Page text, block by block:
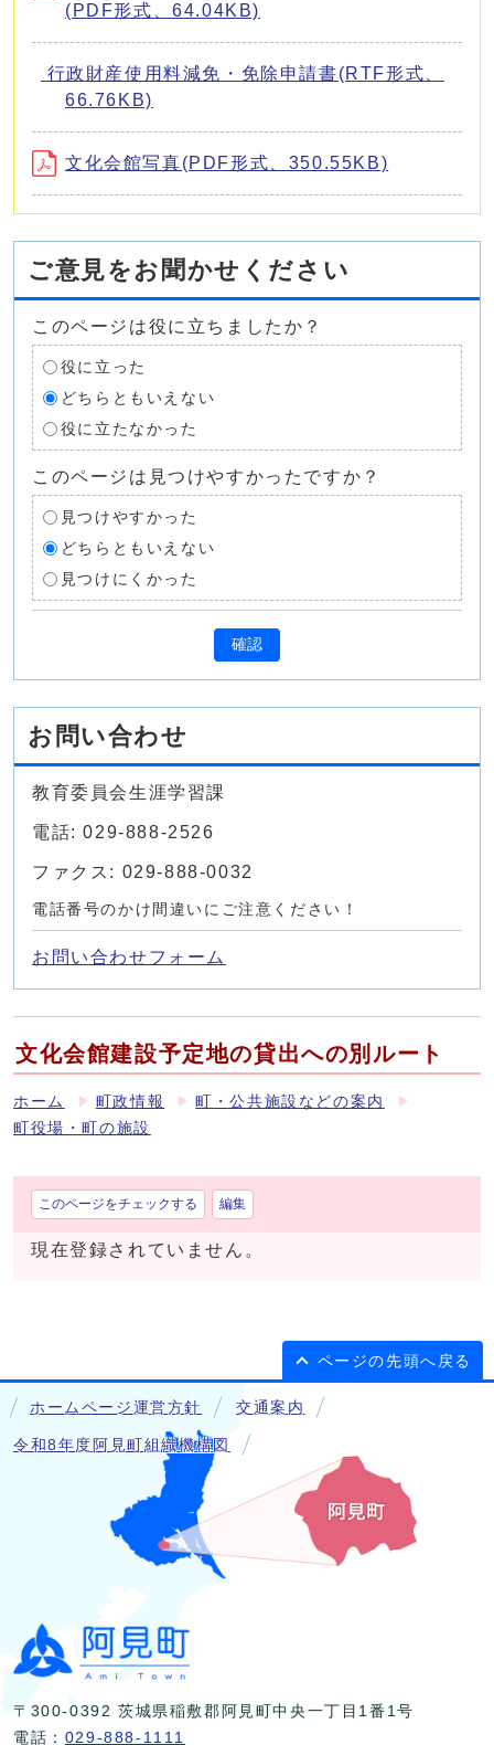
(PDF形式、64.04KB)
行政財産使用料減免・免除申請書(RTF形式、
66.76KB)
文化会館写真(PDF形式、350.55KB)
ご意見をお聞かせください
このページは役に立ちましたか？
役に立った
どちらともいえない
役に立たなかった
このページは見つけやすかったですか？
見つけやすかった
どちらともいえない
見つけにくかった
確認
お問い合わせ
教育委員会生涯学習課
電話: 029-888-2526
ファクス: 029-888-0032
電話番号のかけ間違いにご注意ください！
お問い合わせフォーム
文化会館建設予定地の貸出への別ルート
ホーム 町政情報
町・公共施設などの案内
町役場・町の施設
このページをチェックする 編集
現在登録されていません。
ページの先頭へ戻る
ホームページ運営方針 交通案内
令和8年度阿見町組織機構図
〒300-0392 茨城県稲敷郡阿見町中央一丁目1番1号
電話： 029-888-1111